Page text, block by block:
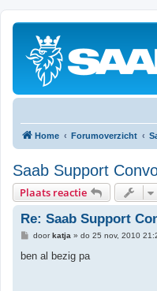
Home Forumoverzicht
Saab Support
Plaats reactie
Re: Saab Support
B
r
doorkatja » do 25 nov, 2010
ben al bezig pa